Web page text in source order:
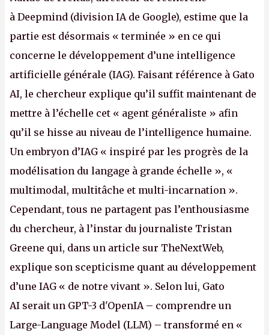
à Deepmind (division IA de Google), estime que la
partie est désormais « terminée » en ce qui
concerne le développement d’une intelligence
artificielle générale (IAG). Faisant référence à Gato
AI, le chercheur explique qu’il suffit maintenant de
mettre à l’échelle cet « agent généraliste » afin
qu’il se hisse au niveau de l’intelligence humaine.
Un embryon d’IAG « inspiré par les progrès de la
modélisation du langage à grande échelle », «
multimodal, multitâche et multi-incarnation ».
Cependant, tous ne partagent pas l’enthousiasme
du chercheur, à l’instar du journaliste Tristan
Greene qui, dans un article sur TheNextWeb,
explique son scepticisme quant au développement
d’une IAG « de notre vivant ». Selon lui, Gato
AI serait un GPT-3 d'OpenIA – comprendre un
Large-Language Model (LLM) – transformé en «